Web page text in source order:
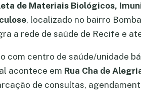
de Materiais Biológicos,
, localizado no bairro
a rede de saúde de Recife e
com centro de saúde/unidade
acontece em Rua Cha de
de consultas,